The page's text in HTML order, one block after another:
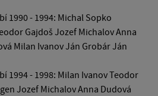
1990 - 1994: Michal Sopko
Gajdoš Jozef Michalov Anna
Milan Ivanov Ján Grobár Ján
1994 - 1998: Milan Ivanov Teodor
Jozef Michalov Anna Dudová